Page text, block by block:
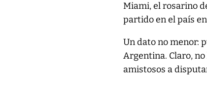
Miami, el rosarino
partido en el país
Un dato no menor:
Argentina. Claro,
amistosos a